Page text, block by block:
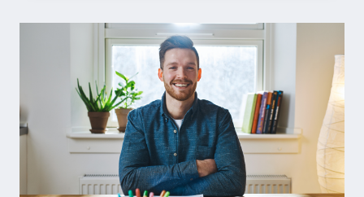
TU
CONCENTRACIÓN
PRODUCTIVIDAD!